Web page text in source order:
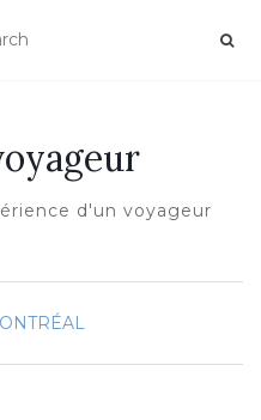
d'un voyageur